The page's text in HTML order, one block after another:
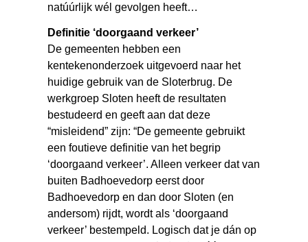
natúúrlijk wél gevolgen heeft…
Definitie ‘doorgaand verkeer’
De gemeenten hebben een
kentekenonderzoek uitgevoerd naar het
huidige gebruik van de Sloterbrug. De
werkgroep Sloten heeft de resultaten
bestudeerd en geeft aan dat deze
“misleidend” zijn: “De gemeente gebruikt
een foutieve definitie van het begrip
‘doorgaand verkeer’. Alleen verkeer dat van
buiten Badhoevedorp eerst door
Badhoevedorp en dan door Sloten (en
andersom) rijdt, wordt als ‘doorgaand
verkeer’ bestempeld. Logisch dat je dán op